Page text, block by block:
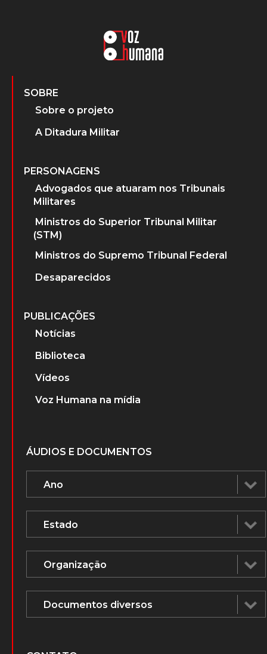
SOBRE
Sobre o projeto
A Ditadura Militar
PERSONAGENS
Advogados que atuaram nos Tribunais
Militares
Ministros do Superior Tribunal Militar
(STM)
Ministros do Supremo Tribunal Federal
Desaparecidos
PUBLICAÇÕES
Notícias
Biblioteca
Vídeos
Voz Humana na mídia
ÁUDIOS E DOCUMENTOS